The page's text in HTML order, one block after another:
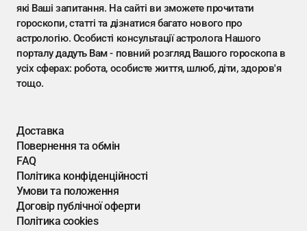
які Ваші запитання. На сайті ви зможете прочитати
гороскопи, статті та дізнатися багато нового про
астрологію. Особисті консультації астролога Нашого
порталу дадуть Вам - повний розгляд Вашого гороскопа в
усіх сферах: робота, особисте життя, шлюб, діти, здоров'я
тощо.
Доставка
Повернення та обмін
FAQ
Політика конфіденційності
Умови та положення
Договір публічної оферти
Політика cookies